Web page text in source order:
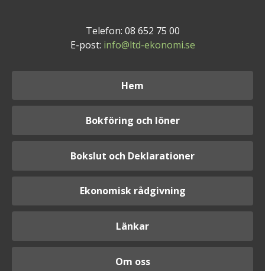
Telefon: 08 652 75 00
E-post: info@ltd-ekonomi.se
Hem
Bokföring och löner
Bokslut och Deklarationer
Ekonomisk rådgivning
Länkar
Om oss